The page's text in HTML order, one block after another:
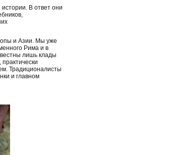
В ответ они
и Азии. Мы уже
Рима и в
лишь клады
Традиционалисты
и главном